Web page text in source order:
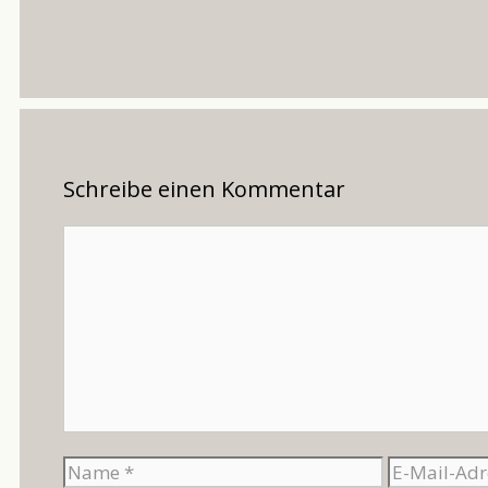
Schreibe einen Kommentar
Name
E-